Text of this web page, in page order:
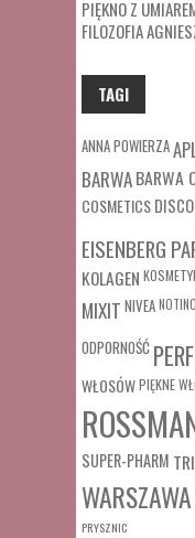
PIĘKNO Z
FILOZOFIA
TAGI
ANNA POWIERZA
BARWABARWA
COSMETICS
EISENBERG
KOLAGEN
MIXIT NIVEANOTINO
ODPORNOŚĆ
WŁOSÓWPIĘKNE
SUPER-PHARM
WARSZAWA
PRYSZNIC